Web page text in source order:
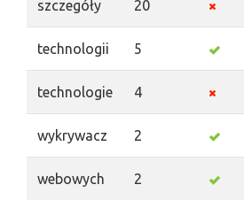
szczegóły 20
technologii 5
technologie 4
wykrywacz 2
webowych 2